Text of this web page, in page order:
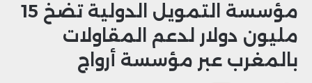
مؤسسة التمويل الدولية تضخ 15
مليون دولار لدعم المقاولات
بالمغرب عبر مؤسسة أرواج